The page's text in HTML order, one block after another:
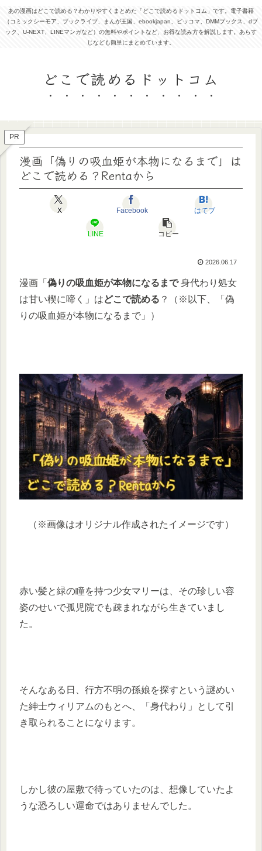
あの漫画はどこで読める？わかりやすくまとめた「どこで読めるドットコム」です。電子書籍
（コミックシーモア、ブックライブ、まんが王国、ebookjapan、ピッコマ、DMMブックス、dブ
ック、U-NEXT、LINEマンガなど）の無料やポイントなど、お得な読み方を解説します。あらす
じなども簡単にまとめています。
どこで読めるドットコム
PR
漫画「偽りの吸血姫が本物になるまで」は
どこで読める？Rentaから
X Facebook はてブ
LINE コピー
2026.06.17
漫画「 偽りの吸血姫が本物になるまで身代わり処女
は甘い楔に啼く」はどこで読める ？（※以下、「偽
りの吸血姫が本物になるまで」）
（※画像はオリジナル作成されたイメージです）
赤い髪と緑の瞳を持つ少女マリーは、その珍しい容
姿のせいで孤児院でも疎まれながら生きていまし
た。
そんなある日、行方不明の孫娘を探すという謎めい
た紳士ウィリアムのもとへ、「身代わり」として引
き取られることになります。
しかし彼の屋敷で待っていたのは、想像していたよ
うな恐ろしい運命ではありませんでした。